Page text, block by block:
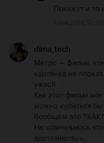
Покажут и то
dima_tech
Метро — фильм,
картинка не
ужас!!
Как этот фильм
можно купиться
Вообщем это
Не сомневаюсь
достоинству».